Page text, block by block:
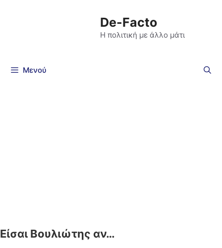
De-Facto
Η πολιτική με άλλο μάτι
Μενού
Είσαι Βουλιώτης αν…